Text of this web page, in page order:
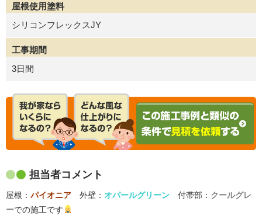
屋根使用塗料
シリコンフレックスJY
工事期間
3日間
担当者コメント
屋根： パイオニア 外壁： オパールグリーン 付帯部： クールグレ
ーでの施工です